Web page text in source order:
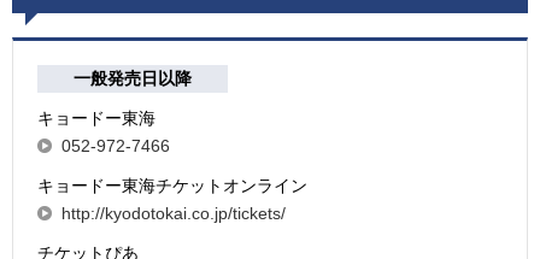
一般発売日以降
キョードー東海
052-972-7466
キョードー東海チケットオンライン
http://kyodotokai.co.jp/tickets/
チケットぴあ